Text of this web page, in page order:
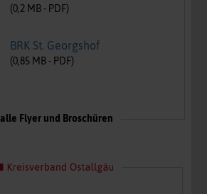
(0,2 MB - PDF)
BRK St. Georgshof
(0,85 MB - PDF)
alle Flyer und Broschüren